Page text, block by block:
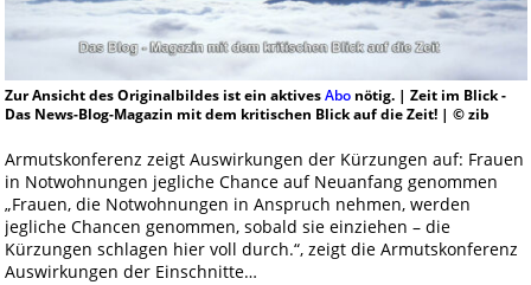
Zur Ansicht des Originalbildes ist ein aktivesAbonötig. | Zeit im Blick -
Das News-Blog-Magazin mit dem kritischen Blick auf die Zeit! | © zib
Armutskonferenz zeigt Auswirkungen der Kürzungen auf: Frauen
in Notwohnungen jegliche Chance auf Neuanfang genommen
„Frauen, die Notwohnungen in Anspruch nehmen, werden
jegliche Chancen genommen, sobald sie einziehen – die
Kürzungen schlagen hier voll durch.“, zeigt die Armutskonferenz
Auswirkungen der Einschnitte…